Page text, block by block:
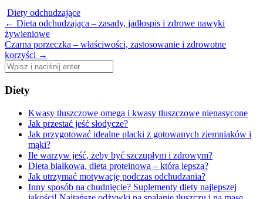
Diety odchudzające
Zobacz
wpisy
← Dieta odchudzająca – zasady, jadłospis i zdrowe nawyki
żywieniowe
Czarna porzeczka – właściwości, zastosowanie i zdrowotne
korzyści →
Szukaj:
Diety
Kwasy tłuszczowe omega i kwasy tłuszczowe nienasycone
Jak przestać jeść słodycze?
Jak przygotować idealne placki z gotowanych ziemniaków i
mąki?
Ile warzyw jeść, żeby być szczupłym i zdrowym?
Dieta białkowa, dieta proteinowa – która lepsza?
Jak utrzymać motywację podczas odchudzania?
Inny sposób na chudnięcie? Suplementy diety najlepszej